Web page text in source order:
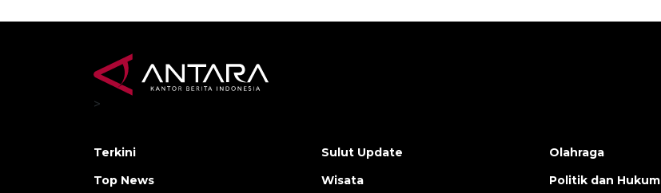
>
Terkini
Top News
Sulut Update
Wisata
Olahraga
Politik dan Hukum